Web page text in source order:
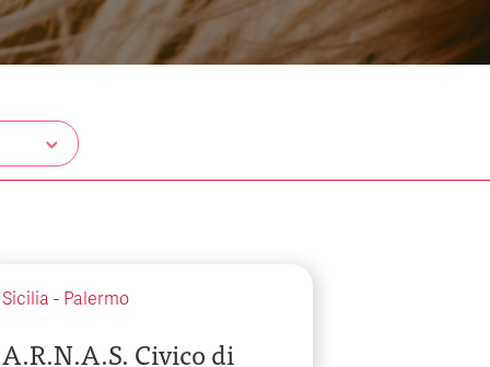
Sicilia - Palermo
A.R.N.A.S. Civico di